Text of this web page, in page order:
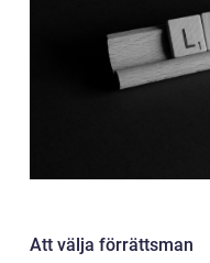
Att välja förrättsman